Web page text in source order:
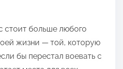
стоит больше любого
жизни — той, которую
бы перестал воевать с